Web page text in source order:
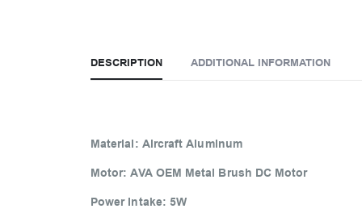
DESCRIPTION ADDITIONAL INFORMATION
Material: Aircraft Aluminum
Motor: AVA OEM Metal Brush DC Motor
Power Intake: 5W